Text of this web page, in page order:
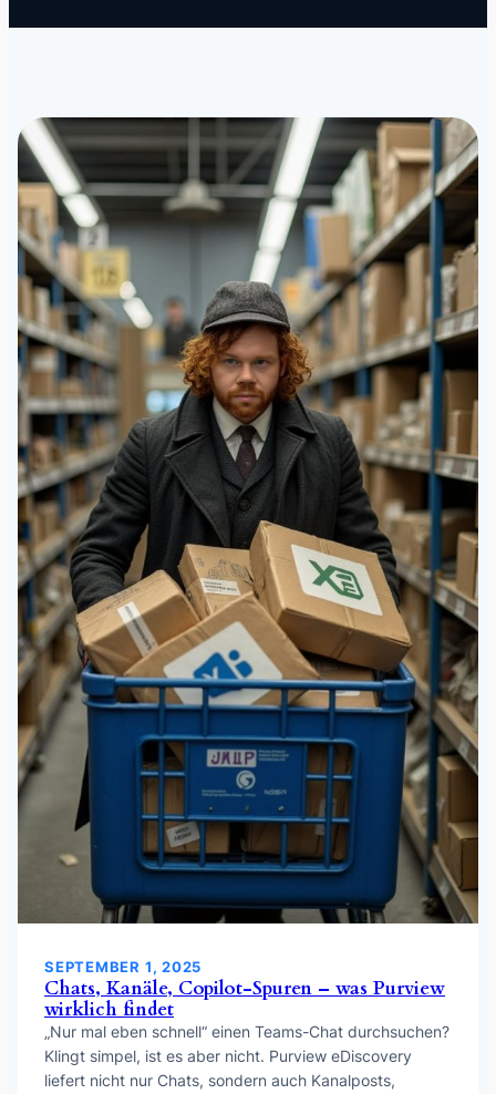
SEPTEMBER 1, 2025
Chats, Kanäle, Copilot-Spuren – was Purview
wirklich findet
„Nur mal eben schnell“ einen Teams-Chat durchsuchen?
Klingt simpel, ist es aber nicht. Purview eDiscovery
liefert nicht nur Chats, sondern auch Kanalposts,